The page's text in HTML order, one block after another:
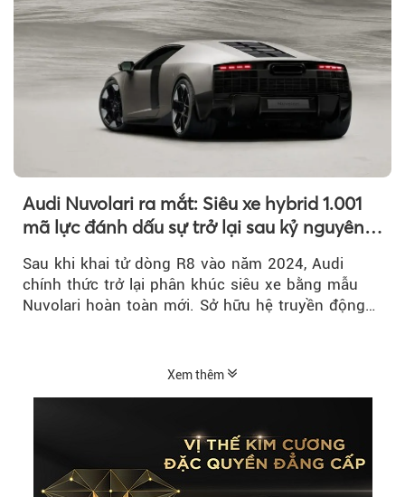
Audi Nuvolari ra mắt: Siêu xe hybrid 1.001
mã lực đánh dấu sự trở lại sau kỷ nguyên
Sau khi khai tử dòng R8 vào năm 2024, Audi
chính thức trở lại phân khúc siêu xe bằng mẫu
Nuvolari hoàn toàn mới. Sở hữu hệ truyền động
xem là tuyên ngôn mới của Audi trong kỷ nguyên
Xem thêm